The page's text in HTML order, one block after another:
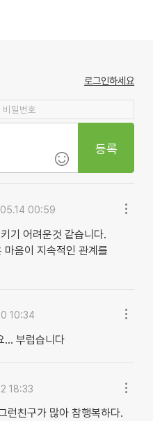
로그인하세요
등록
00:59
기 어려운것 같습니다.
음이 지속적인 관계를
10:34
... 부럽습니다
18:33
런친구가 많아 참행복하다.